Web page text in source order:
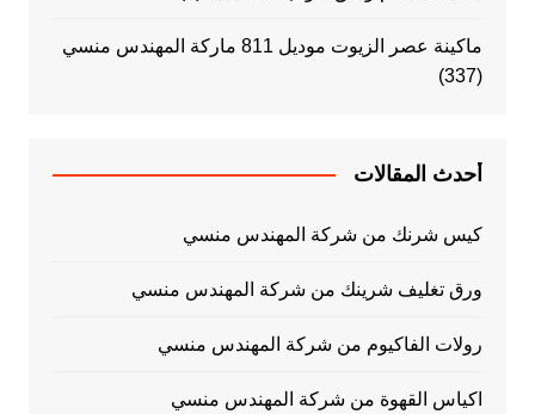
ماكينة عصر الزيوت موديل 811 ماركة المهندس منسي
(337)
أحدث المقالات
كيس شرنك من شركة المهندس منسي
ورق تغليف شرينك من شركة المهندس منسي
رولات الفاكيوم من شركة المهندس منسي
اكياس القهوة من شركة المهندس منسي